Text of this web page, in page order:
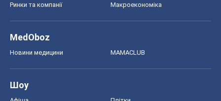
Ринки та компанії Макроекономіка
MedOboz
Новини медицини MAMACLUB
Шоу